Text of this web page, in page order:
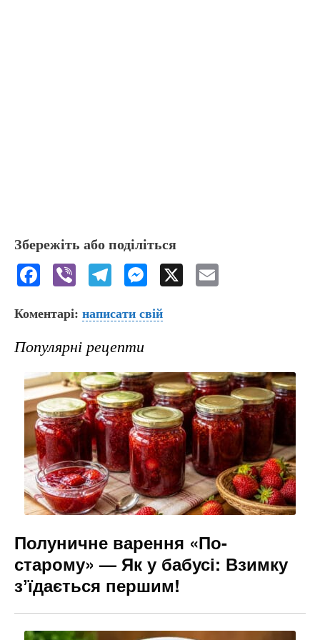
Збережіть або поділіться
F
c
e
b
o
o
k
Vi
er
T
e
gr
a
m
M
s
e
n
g
er
X
Коментарі: написати свій
Популярні рецепти
Полуничне варення «По-
старому» — Як у бабусі: Взимку
зʼїдається першим!